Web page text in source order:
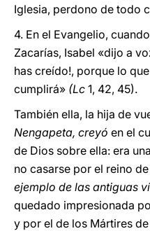
Iglesia, perdono de todo
4. En el Evangelio,
Zacarías, Isabel «dijo a
has creído!, porque lo
cumplirá» (Lc 1, 42, 45).
También ella, la hija de
Nengapeta, creyó en el
de Dios sobre ella: era
no casarse por el reino
ejemplo de las antiguas
quedado impresionada
y por el de los Mártires